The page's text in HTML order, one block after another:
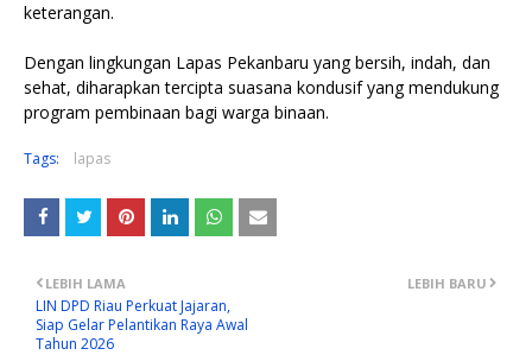
keterangan.
Dengan lingkungan Lapas Pekanbaru yang bersih, indah, dan
sehat, diharapkan tercipta suasana kondusif yang mendukung
program pembinaan bagi warga binaan.
Tags: lapas
LEBIH BARU
LEBIH LAMA
LIN DPD Riau Perkuat Jajaran,
Siap Gelar Pelantikan Raya Awal
Tahun 2026